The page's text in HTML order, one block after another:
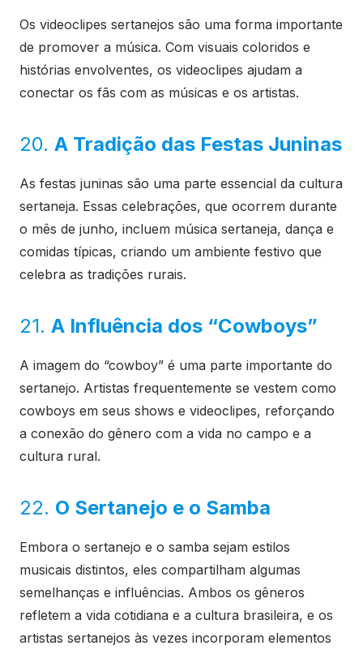
Os videoclipes sertanejos são uma forma importante
de promover a música. Com visuais coloridos e
histórias envolventes, os videoclipes ajudam a
conectar os fãs com as músicas e os artistas.
20. A Tradição das Festas Juninas
As festas juninas são uma parte essencial da cultura
sertaneja. Essas celebrações, que ocorrem durante
o mês de junho, incluem música sertaneja, dança e
comidas típicas, criando um ambiente festivo que
celebra as tradições rurais.
21. A Influência dos “Cowboys”
A imagem do “cowboy” é uma parte importante do
sertanejo. Artistas frequentemente se vestem como
cowboys em seus shows e videoclipes, reforçando
a conexão do gênero com a vida no campo e a
cultura rural.
22. O Sertanejo e o Samba
Embora o sertanejo e o samba sejam estilos
musicais distintos, eles compartilham algumas
semelhanças e influências. Ambos os gêneros
refletem a vida cotidiana e a cultura brasileira, e os
artistas sertanejos às vezes incorporam elementos